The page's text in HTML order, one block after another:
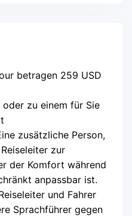
betragen 259 USD
zu einem für Sie
zusätzliche Person,
zur
der Komfort während
anpassbar ist.
und Fahrer
Sprachführer gegen